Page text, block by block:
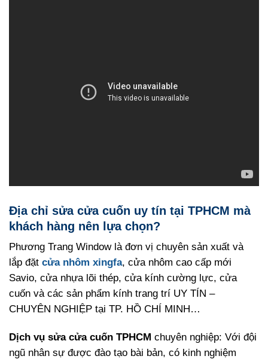
Địa chỉ sửa cửa cuốn uy tín tại TPHCM mà
khách hàng nên lựa chọn?
Phương Trang Window là đơn vị chuyên sản xuất và
lắp đặt cửa nhôm xingfa, cửa nhôm cao cấp mới
Savio, cửa nhựa lõi thép, cửa kính cường lực, cửa
cuốn và các sản phẩm kính trang trí UY TÍN –
CHUYÊN NGHIỆP tại TP. HỒ CHÍ MINH…
Dịch vụ sửa cửa cuốn TPHCM chuyên nghiệp: Với đội
ngũ nhân sự được đào tạo bài bản, có kinh nghiệm